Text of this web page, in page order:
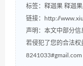
标签： 释迦果 释迦
链接：
http://
声明：本文中部分信
若侵犯了您的合法权
8241033#gmail.com